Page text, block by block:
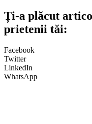
Ți-a plăcut
prietenii tăi:
Facebook
Twitter
LinkedIn
WhatsApp